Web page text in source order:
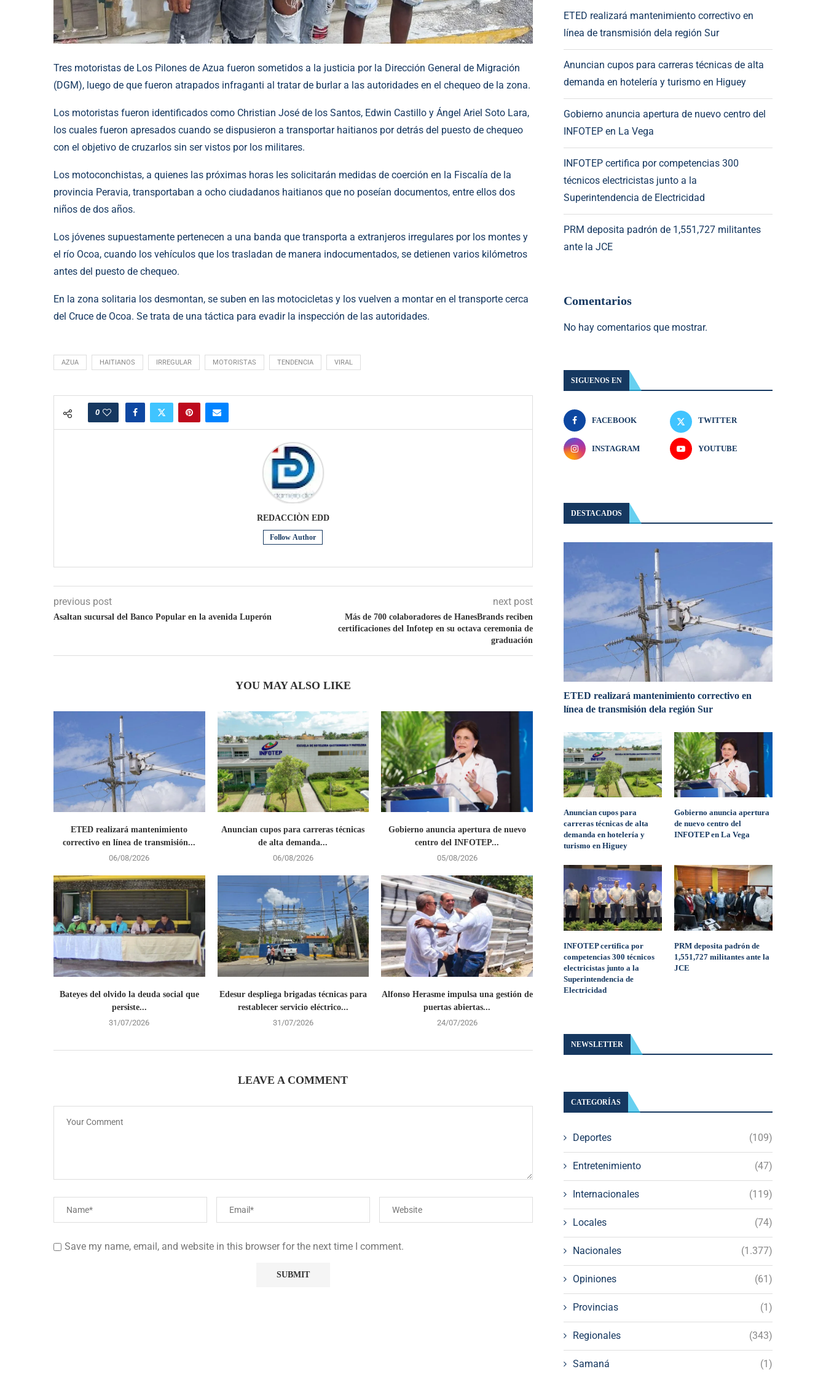
Tres motoristas de Los Pilones de Azua fueron sometidos a la justicia por la Dirección General de Migración
(DGM), luego de que fueron atrapados infraganti al tratar de burlar a las autoridades en el chequeo de la zona.
Los motoristas fueron identificados como Christian José de los Santos, Edwin Castillo y Ángel Ariel Soto Lara,
los cuales fueron apresados cuando se dispusieron a transportar haitianos por detrás del puesto de chequeo
con el objetivo de cruzarlos sin ser vistos por los militares.
Los motoconchistas, a quienes las próximas horas les solicitarán medidas de coerción en la Fiscalía de la
provincia Peravia, transportaban a ocho ciudadanos haitianos que no poseían documentos, entre ellos dos
niños de dos años.
Los jóvenes supuestamente pertenecen a una banda que transporta a extranjeros irregulares por los montes y
el río Ocoa, cuando los vehículos que los trasladan de manera indocumentados, se detienen varios kilómetros
antes del puesto de chequeo.
En la zona solitaria los desmontan, se suben en las motocicletas y los vuelven a montar en el transporte cerca
del Cruce de Ocoa. Se trata de una táctica para evadir la inspección de las autoridades.
AZUA HAITIANOS IRREGULAR MOTORISTAS TENDENCIA VIRAL
0
REDACCIÒN EDD
Follow Author
previous post
Asaltan sucursal del Banco Popular en la avenida Luperón
next post
Más de 700 colaboradores de HanesBrands reciben
certificaciones del Infotep en su octava ceremonia de
graduación
YOU MAY ALSO LIKE
ETED realizará mantenimiento
correctivo en línea de transmisión...
06/08/2026
Anuncian cupos para carreras técnicas
de alta demanda...
06/08/2026
Gobierno anuncia apertura de nuevo
centro del INFOTEP...
05/08/2026
Bateyes del olvido la deuda social que
persiste...
31/07/2026
Edesur despliega brigadas técnicas para
restablecer servicio eléctrico...
31/07/2026
Alfonso Herasme impulsa una gestión de
puertas abiertas...
24/07/2026
LEAVE A COMMENT
Save my name, email, and website in this browser for the next time I comment.
ETED realizará mantenimiento correctivo en
línea de transmisión dela región Sur
Anuncian cupos para carreras técnicas de alta
demanda en hotelería y turismo en Higuey
Gobierno anuncia apertura de nuevo centro del
INFOTEP en La Vega
INFOTEP certifica por competencias 300
técnicos electricistas junto a la
Superintendencia de Electricidad
PRM deposita padrón de 1,551,727 militantes
ante la JCE
Comentarios
No hay comentarios que mostrar.
SIGUENOS EN
FACEBOOK TWITTER
INSTAGRAM YOUTUBE
DESTACADOS
ETED realizará mantenimiento correctivo en
línea de transmisión dela región Sur
Anuncian cupos para
carreras técnicas de alta
demanda en hotelería y
turismo en Higuey
Gobierno anuncia apertura
de nuevo centro del
INFOTEP en La Vega
INFOTEP certifica por
competencias 300 técnicos
electricistas junto a la
Superintendencia de
Electricidad
PRM deposita padrón de
1,551,727 militantes ante la
JCE
NEWSLETTER
CATEGORÍAS
Deportes (109)
Entretenimiento (47)
Internacionales (119)
Locales (74)
Nacionales (1.377)
Opiniones (61)
Provincias (1)
Regionales (343)
Samaná (1)